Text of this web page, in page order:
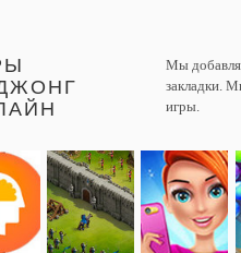
Мы
закладки.
игры.